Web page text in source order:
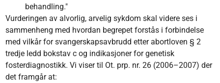
behandling."
Vurderingen av alvorlig, arvelig sykdom skal videre ses i
sammenheng med hvordan begrepet forstås i forbindelse
med vilkår for svangerskapsavbrudd etter abortloven § 2
tredje ledd bokstav c og indikasjoner for genetisk
fosterdiagnostikk. Vi viser til Ot. prp. nr. 26 (2006–2007) der
det framgår at: